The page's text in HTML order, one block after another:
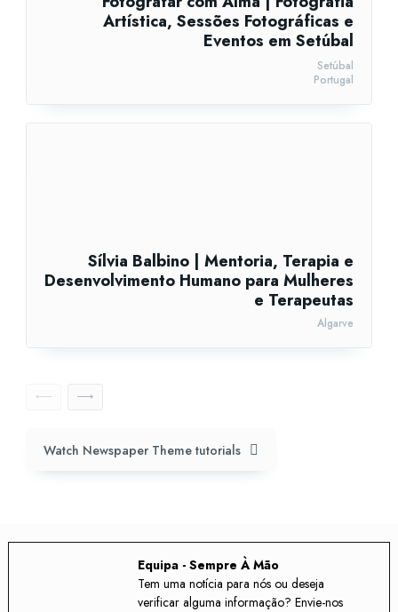
Artística, Sessões Fotográficas e
Eventos em Setúbal
Portugal
Setúbal
Sílvia Balbino | Mentoria, Terapia e
Desenvolvimento Humano para Mulheres
e Terapeutas
Algarve
Watch Newspaper Theme tutorials
Equipa - Sempre À Mão
Tem uma notícia para nós ou deseja
verificar alguma informação? Envie-nos